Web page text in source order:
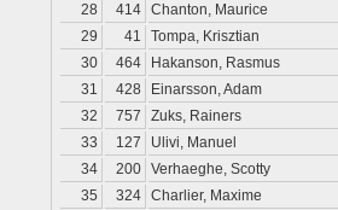
28 414 Chanton, Maurice
29
41 Tompa, Krisztian
30
464 Hakanson, Rasmus
31
428 Einarsson, Adam
32
757 Zuks, Rainers
33
127 Ulivi, Manuel
34
200 Verhaeghe, Scotty
35
324 Charlier, Maxime